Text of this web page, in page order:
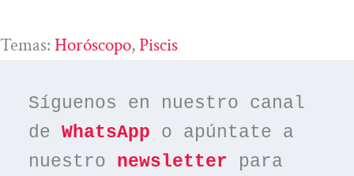
Temas: Horóscopo, Piscis
Síguenos en nuestro canal
de WhatsApp o apúntate a
nuestro newsletter para